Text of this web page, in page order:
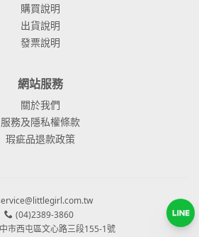
購買說明
出貨說明
發票說明
網站服務
關於我們
服務及隱私權條款
瑕疵品退款政策
(04)2389-3860
市西屯區文心路三段155-1號